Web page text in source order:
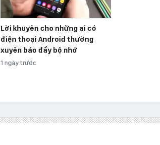
Lời khuyên cho những ai có
điện thoại Android thường
xuyên báo đầy bộ nhớ
1 ngày trước